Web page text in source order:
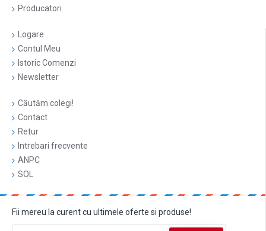
Producatori
Logare
Contul Meu
Istoric Comenzi
Newsletter
Căutăm colegi!
Contact
Retur
Intrebari frecvente
ANPC
SOL
Fii mereu la curent cu ultimele oferte si produse!